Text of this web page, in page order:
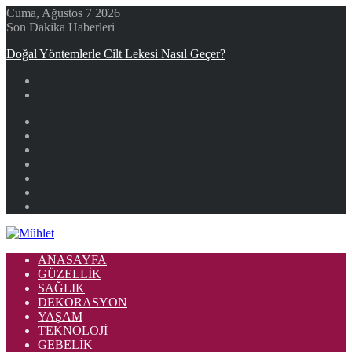
Cuma, Ağustos 7 2026
Son Dakika Haberleri
Doğal Yöntemlerle Cilt Lekesi Nasıl Geçer?
ANASAYFA
GÜZELLIK
SAĞLIK
DEKORASYON
YAŞAM
TEKNOLOJI
GEBELIK